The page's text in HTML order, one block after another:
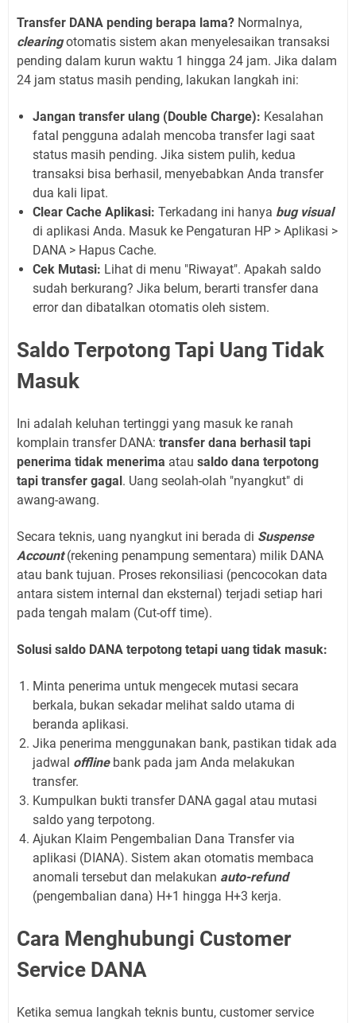
Transfer DANA pending berapa lama? Normalnya,
clearingotomatis sistem akan menyelesaikan transaksi
pending dalam kurun waktu 1 hingga 24 jam. Jika dalam
24 jam status masih pending, lakukan langkah ini:
Jangan transfer ulang (Double Charge): Kesalahan
fatal pengguna adalah mencoba transfer lagi saat
status masih pending. Jika sistem pulih, kedua
transaksi bisa berhasil, menyebabkan Anda transfer
dua kali lipat.
Clear Cache Aplikasi: Terkadang ini hanya bug visual
di aplikasi Anda. Masuk ke Pengaturan HP > Aplikasi >
DANA > Hapus Cache.
Cek Mutasi: Lihat di menu "Riwayat". Apakah saldo
sudah berkurang? Jika belum, berarti transfer dana
error dan dibatalkan otomatis oleh sistem.
Saldo Terpotong Tapi Uang Tidak
Masuk
Ini adalah keluhan tertinggi yang masuk ke ranah
komplain transfer DANA: transfer dana berhasil tapi
penerima tidak menerima atau saldo dana terpotong
tapi transfer gagal. Uang seolah-olah "nyangkut" di
awang-awang.
Secara teknis, uang nyangkut ini berada di Suspense
Account(rekening penampung sementara) milik DANA
atau bank tujuan. Proses rekonsiliasi (pencocokan data
antara sistem internal dan eksternal) terjadi setiap hari
pada tengah malam (Cut-off time).
Solusi saldo DANA terpotong tetapi uang tidak masuk:
Minta penerima untuk mengecek mutasi secara
berkala, bukan sekadar melihat saldo utama di
beranda aplikasi.
Jika penerima menggunakan bank, pastikan tidak ada
jadwal offlinebank pada jam Anda melakukan
transfer.
Kumpulkan bukti transfer DANA gagal atau mutasi
saldo yang terpotong.
Ajukan Klaim Pengembalian Dana Transfer via
aplikasi (DIANA). Sistem akan otomatis membaca
anomali tersebut dan melakukan auto-refund
(pengembalian dana) H+1 hingga H+3 kerja.
Cara Menghubungi Customer
Service DANA
Ketika semua langkah teknis buntu, customer service